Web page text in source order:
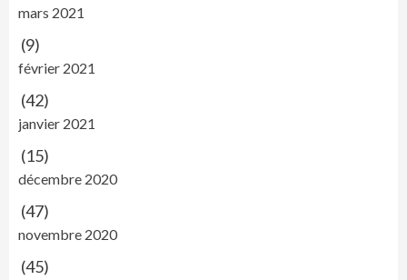
mars 2021
(9)
février 2021
(42)
janvier 2021
(15)
décembre 2020
(47)
novembre 2020
(45)